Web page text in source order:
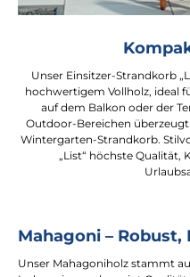
Unser Einsitzer-Strandkorb
hochwertigem Vollholz, ideal
auf dem Balkon oder der
Outdoor-Bereichen
Wintergarten-Strandkorb.
„List“ höchste Qualität,
Mahagoni –
Unser Mahagoniholz stammt